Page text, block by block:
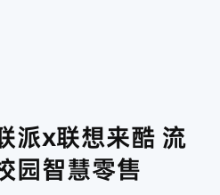
派x联想来酷 流
园智慧零售